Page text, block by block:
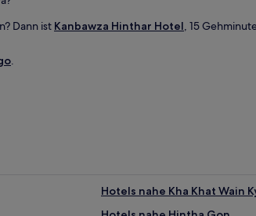
Dann ist Kanbawza Hinthar Hotel, 15
.
Hotels nahe Kha Khat Wain